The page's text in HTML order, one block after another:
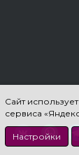
Сайт
сервиса
Настройки